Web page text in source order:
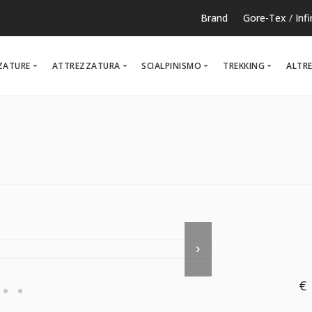
Brand Gore-Tex /
ATTREZZATURA SCIALPINISMO TREKKING
€